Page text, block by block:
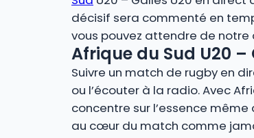
décisif sera commenté en
vous pouvez attendre de notre
Afrique du Sud U20
Suivre un match de rugby en
ou l’écouter à la radio. Avec
concentre sur l’essence
au cœur du match comme